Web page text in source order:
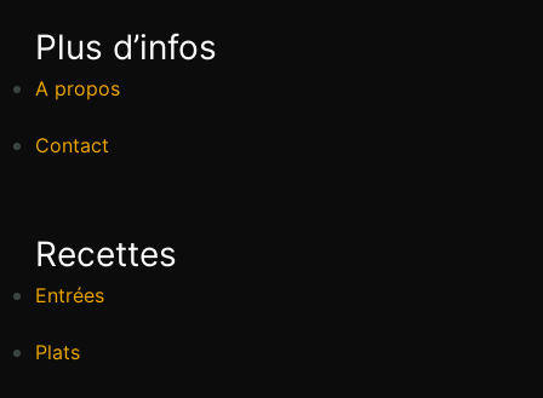
Plus d’infos
A propos
Contact
Recettes
Entrées
Plats